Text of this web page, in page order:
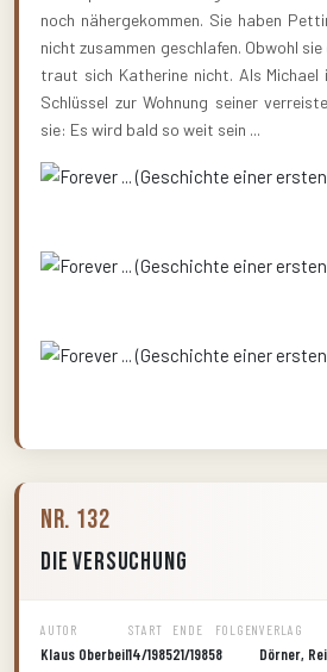
noch nähergekommen. Sie haben
nicht zusammen geschlafen. Obwohl
traut sich Katherine nicht. Als
Schlüssel zur Wohnung seiner
sie: Es wird bald so weit sein ...
Nr. 132
Die Versuchung
AUTOR
Klaus Oberbeil
START
14/1985
ENDE
21/1985
FOLGEN
8
VERLAG
Dörner,